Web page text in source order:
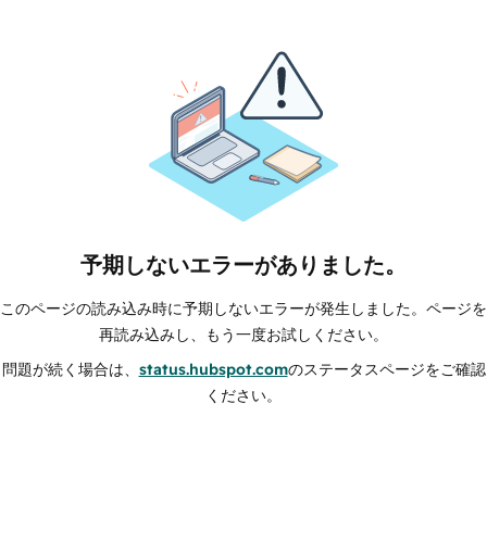
予期しないエラーがありました。
このページの読み込み時に予期しないエラーが発生しました。ページを
再読み込みし、もう一度お試しください。
問題が続く場合は、 status.hubspot.comのステータスページをご確認
ください。